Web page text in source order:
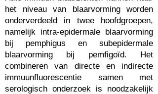
het niveau van blaarvorming worden
onderverdeeld in twee hoofdgroepen,
namelijk intra-epidermale blaarvorming
bij pemphigus en subepidermale
blaarvorming bij pemfigoïd. Het
combineren van directe en indirecte
immuunfluorescentie samen met
serologisch onderzoek is noodzakelijk